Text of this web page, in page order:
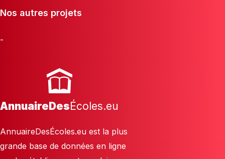
Nos autres projets
-
AnnuaireDesÉcoles.eu
AnnuaireDesÉcoles.eu est la plus
grande base de données en ligne